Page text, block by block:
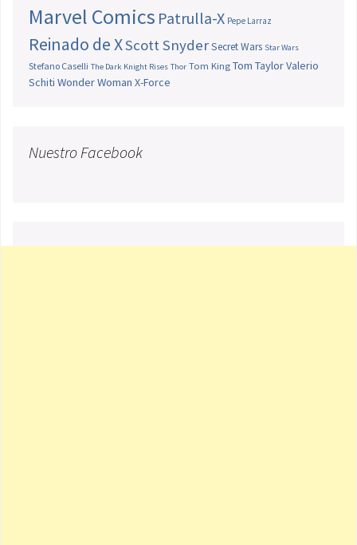
Marvel Comics Patrulla-X Pepe Larraz
Reinado de XScott SnyderSecret Wars Star Wars
Stefano Caselli The Dark Knight Rises Thor Tom King Tom TaylorValerio
Schiti Wonder Woman X-Force
Nuestro Facebook